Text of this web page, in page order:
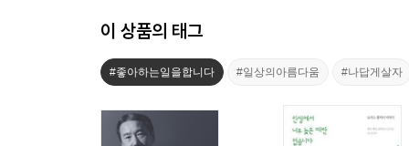
이 상품의 태그
#좋아하는일을합니다 #일상의아름다움 #나답게살자